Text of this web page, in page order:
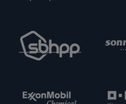
Erweiterung unserer
interessiert, neue
kennenzulernen.